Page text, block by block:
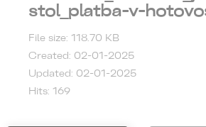
stol_platba-v-
File size: 118.70 KB
Created: 02-01-2025
Updated: 02-01-2025
Hits: 169